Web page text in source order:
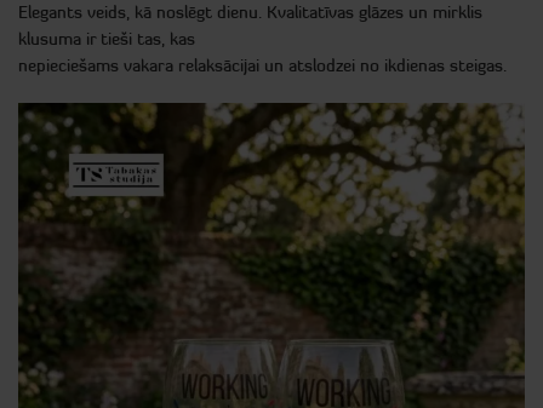
Elegants veids, kā noslēgt dienu. Kvalitatīvas glāzes un mirklis
klusuma ir tieši tas, kas
nepieciešams vakara relaksācijai un atslodzei no ikdienas steigas.